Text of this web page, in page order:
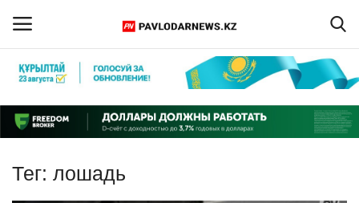
Регистрация
Главная
Обратная связь
Тег: лошадь